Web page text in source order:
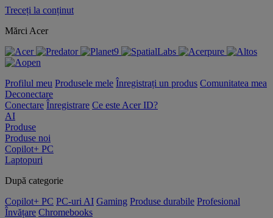
Treceți la conținut
Mărci Acer
Profilul meu Produsele mele Înregistrați un produs Comunitatea mea
Deconectare
Conectare Înregistrare Ce este Acer ID?
AI
Produse
Produse noi
Copilot+ PC
Laptopuri
După categorie
Copilot+ PC PC-uri AI Gaming Produse durabile Profesional
Învățare Chromebooks